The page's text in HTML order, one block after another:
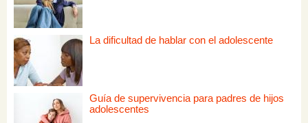
La dificultad de hablar con el adolescente
Guía de supervivencia para padres de hijos
adolescentes